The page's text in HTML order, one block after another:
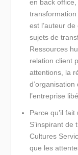
en back
est l’auteur
sujets de
Ressources
relation client
attentions, la
l’entreprise
Parce qu’il fait
S’inspirant
Cultures
que les